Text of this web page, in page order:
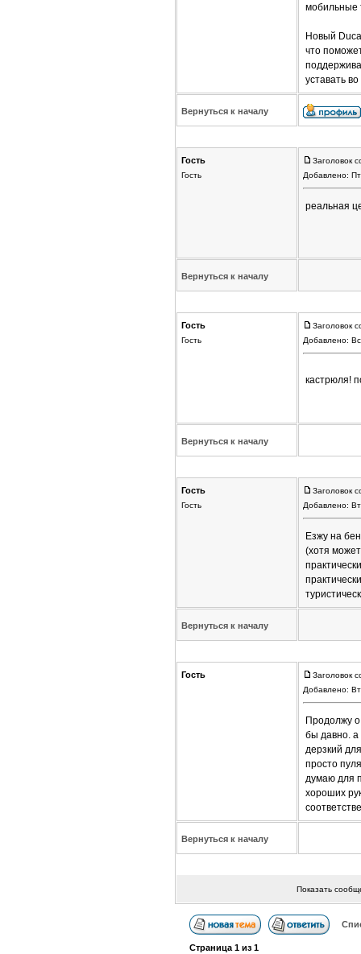
мобильные
Новый
что
уставать
Вернуться к началу
Гость
Гость
Заголовок
Добавлено:
реальная
Вернуться к началу
Гость
Гость
Заголовок
Добавлено:
кастрюля!
Вернуться к началу
Гость
Гость
Заголовок
Добавлено:
Езжу на
(хотя
Вернуться к началу
Гость
Заголовок
Добавлено:
Продолжу
бы давно. а
дерзкий
просто
думаю для
хороших
Вернуться к началу
Показать
Страница 1из 1